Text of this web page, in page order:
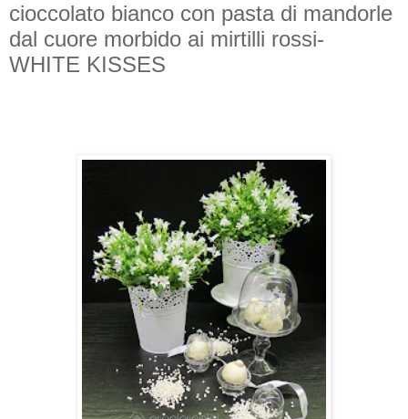
cioccolato bianco con pasta di mandorle
dal cuore morbido ai mirtilli rossi-
WHITE KISSES